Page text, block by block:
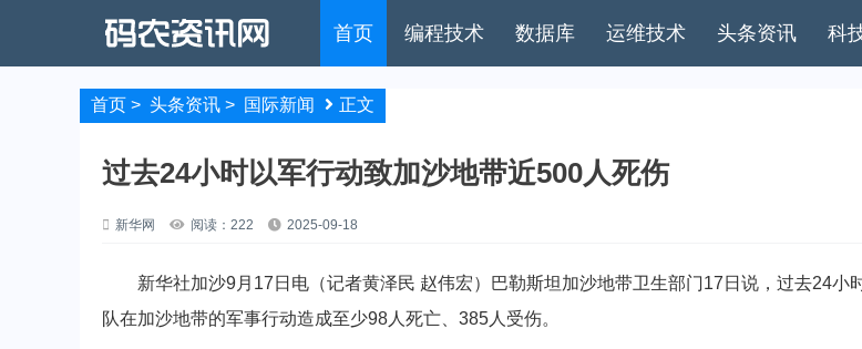
首页 编程技术 数据库 运维技术 头条资讯 科
首页 > 头条资讯 > 国际新闻 正文
过去24小时以军行动致加沙地带近500人死伤
新华网 阅读：222 2025-09-18
新华社加沙9月17日电（记者黄泽民 赵伟宏）巴勒斯坦加沙地带卫生部门17日说，过去24小
队在加沙地带的军事行动造成至少98人死亡、385人受伤。